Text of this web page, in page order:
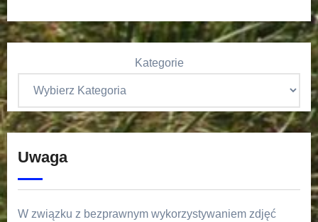
Kategorie
Uwaga
W związku z bezprawnym wykorzystywaniem zdjęć